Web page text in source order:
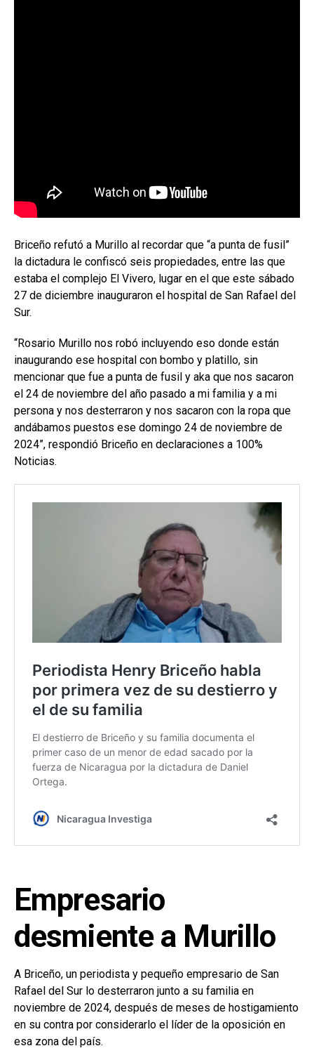
Briceño refutó a Murillo al recordar que “a punta de fusil”
la dictadura le confiscó seis propiedades, entre las que
estaba el complejo El Vivero, lugar en el que este sábado
27 de diciembre inauguraron el hospital de San Rafael del
Sur.
“Rosario Murillo nos robó incluyendo eso donde están
inaugurando ese hospital con bombo y platillo, sin
mencionar que fue a punta de fusil y aka que nos sacaron
el 24 de noviembre del año pasado a mi familia y a mi
persona y nos desterraron y nos sacaron con la ropa que
andábamos puestos ese domingo 24 de noviembre de
2024”, respondió Briceño en declaraciones a 100%
Noticias.
Empresario
desmiente a Murillo
A Briceño, un periodista y pequeño empresario de San
Rafael del Sur lo desterraron junto a su familia en
noviembre de 2024, después de meses de hostigamiento
en su contra por considerarlo el líder de la oposición en
esa zona del país.